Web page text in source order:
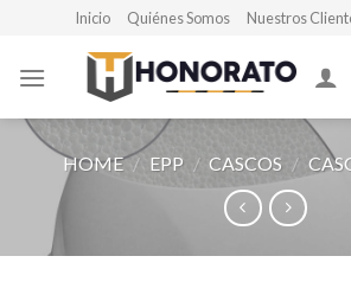
content
Inicio Quiénes Somos Nuestros
HOME / EPP / CASCOS /